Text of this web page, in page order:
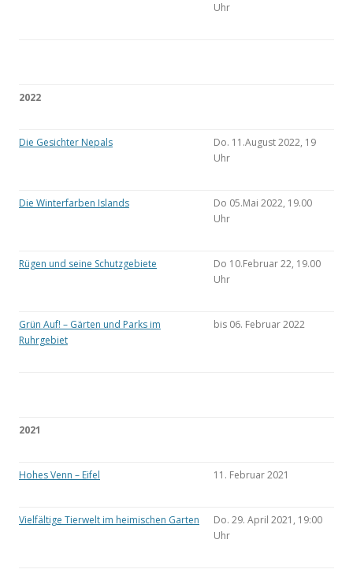
Uhr
2022
Die Gesichter Nepals
Do. 11.August 2022, 19
Uhr
Die Winterfarben Islands
Do 05.Mai 2022, 19.00
Uhr
Rügen und seine Schutzgebiete
Do 10.Februar 22, 19.00
Uhr
Grün Auf! – Gärten und Parks im
Ruhrgebiet
bis 06. Februar 2022
2021
Hohes Venn – Eifel 11. Februar 2021
Vielfältige Tierwelt im heimischen Garten
Do. 29. April 2021, 19:00
Uhr